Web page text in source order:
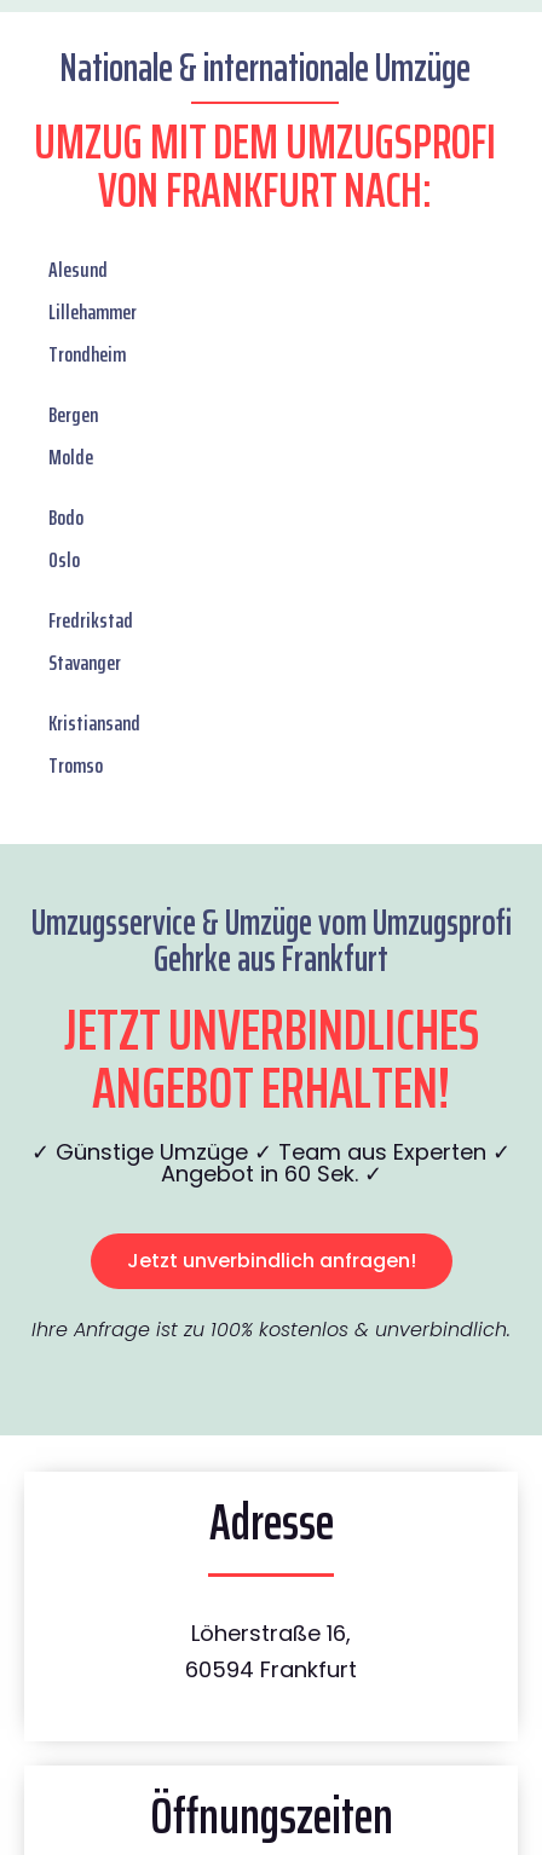
Nationale & internationale Umzüge
UMZUG MIT DEM UMZUGSPROFI
VON FRANKFURT NACH:
Alesund
Lillehammer
Trondheim
Bergen
Molde
Bodo
Oslo
Fredrikstad
Stavanger
Kristiansand
Tromso
Umzugsservice & Umzüge vom Umzugsprofi
Gehrke aus Frankfurt
JETZT UNVERBINDLICHES
ANGEBOT ERHALTEN!
✓ Günstige Umzüge ✓ Team aus Experten ✓
Angebot in 60 Sek. ✓
Jetzt unverbindlich anfragen!
Ihre Anfrage ist zu 100% kostenlos & unverbindlich.
Adresse
Löherstraße 16,
60594 Frankfurt
Öffnungszeiten